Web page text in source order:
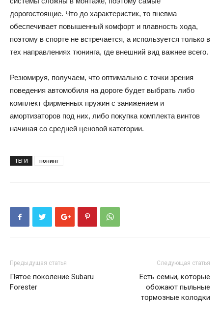
дорогостоящие. Что до характеристик, то пневма
обеспечивает повышенный комфорт и плавность хода,
поэтому в спорте не встречается, а используется только в
тех направлениях тюнинга, где внешний вид важнее всего.
Резюмируя, получаем, что оптимально с точки зрения
поведения автомобиля на дороге будет выбрать либо
комплект фирменных пружин с занижением и
амортизаторов под них, либо покупка комплекта винтов
начиная со средней ценовой категории.
ТЕГИ тюнинг
Предыдущая статья
Пятое поколение Subaru
Forester
Следующая статья
Есть семьи, которые
обожают пыльные
тормозные колодки